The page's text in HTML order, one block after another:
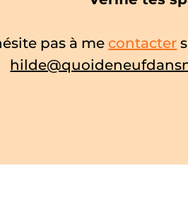
pas à me contacter